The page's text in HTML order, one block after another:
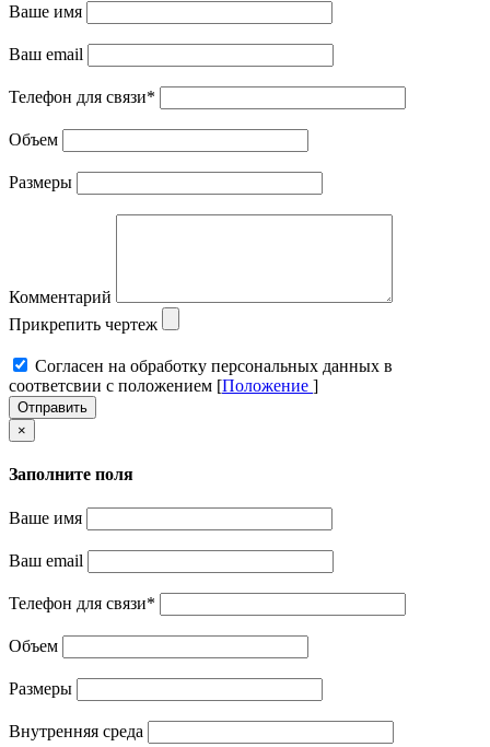
Ваше имя
Ваш email
Телефон для связи*
Объем
Размеры
Комментарий
Прикрепить чертеж
Cогласен на обработку персональных данных в
соответсвии с положением [Положение ]
Отправить
×
Заполните поля
Ваше имя
Ваш email
Телефон для связи*
Объем
Размеры
Внутренняя среда